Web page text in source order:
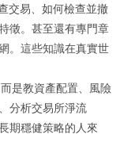
交易、如何檢查並撤
徵。甚至還有專門章
。這些知識在真實世
是教資產配置、風險
分析交易所淨流
期穩健策略的人來